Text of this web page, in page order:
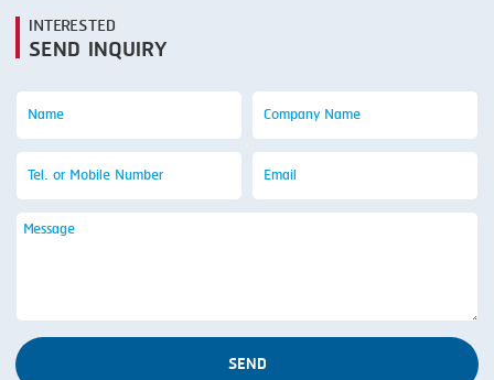
INTERESTED
SEND INQUIRY
SEND